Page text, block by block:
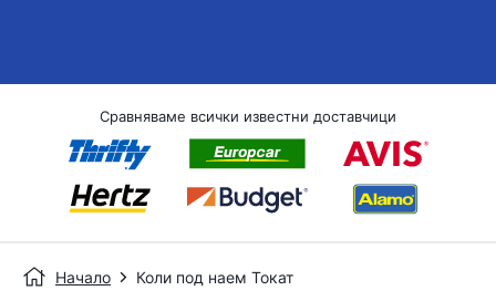
Сравняваме всички известни доставчици
Начало Коли под наем Токат